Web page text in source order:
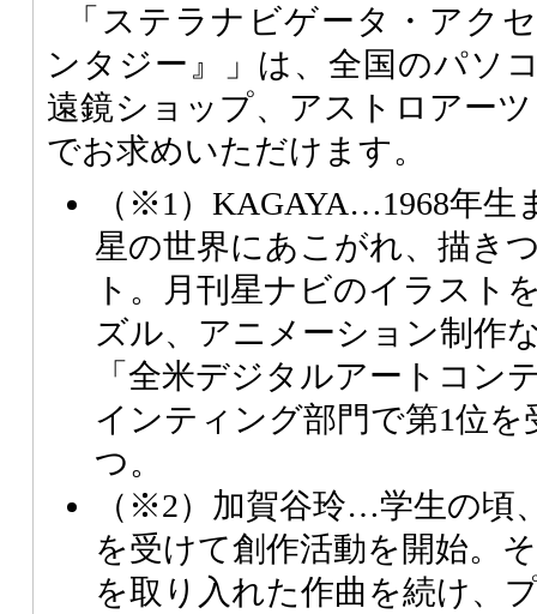
「ステラナビゲータ・アク
ンタジー』」は、全国のパソ
遠鏡ショップ、アストロアー
でお求めいただけます。
（※1） KAGAYA…1968年生
星の世界にあこがれ、描き
ト。月刊星ナビのイラスト
ズル、アニメーション制作
「全米デジタルアートコン
インティング部門で第1位を
つ。
（※2） 加賀谷玲…学生の頃
を受けて創作活動を開始。
を取り入れた作曲を続け、